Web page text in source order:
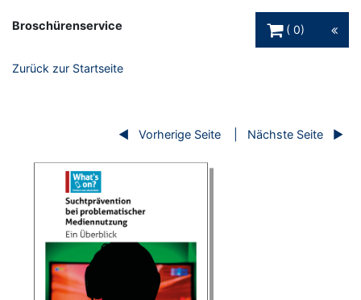
Broschürenservice
0
Zurück zur Startseite
Vorherige Seite Nächste Seite